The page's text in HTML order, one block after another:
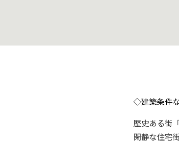
◇建築条件
歴史ある街
閑静な住宅